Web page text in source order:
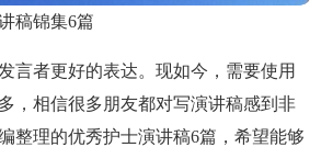
稿锦集6篇
言者更好的表达。现如今，需要使用
，相信很多朋友都对写演讲稿感到非
整理的优秀护士演讲稿6篇，希望能够